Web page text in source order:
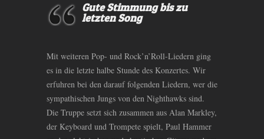
Gute Stimmung bis zu
letzten Song
Mit weiteren Pop- und Rock’n’Roll-Liedern ging
es in die letzte halbe Stunde des Konzertes. Wir
erfuhren bei den darauf folgenden Liedern, wer die
sympathischen Jungs von den Nighthawks sind.
Die Truppe setzt sich zusammen aus Alan Markley,
der Keyboard und Trompete spielt, Paul Hammer